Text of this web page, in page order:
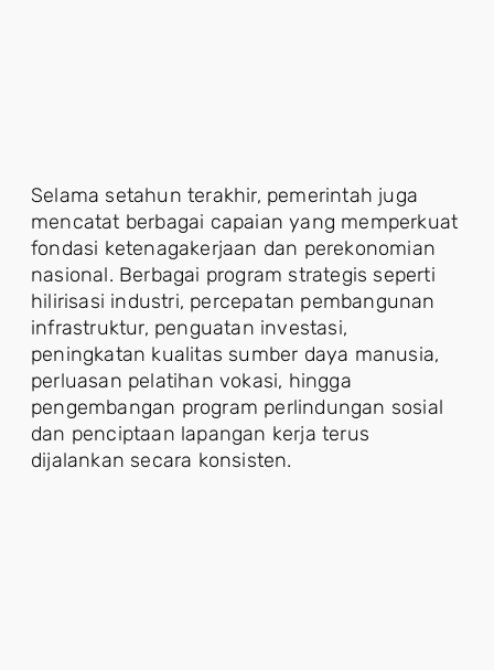
Selama setahun terakhir, pemerintah juga
mencatat berbagai capaian yang memperkuat
fondasi ketenagakerjaan dan perekonomian
nasional. Berbagai program strategis seperti
hilirisasi industri, percepatan pembangunan
infrastruktur, penguatan investasi,
peningkatan kualitas sumber daya manusia,
perluasan pelatihan vokasi, hingga
pengembangan program perlindungan sosial
dan penciptaan lapangan kerja terus
dijalankan secara konsisten.